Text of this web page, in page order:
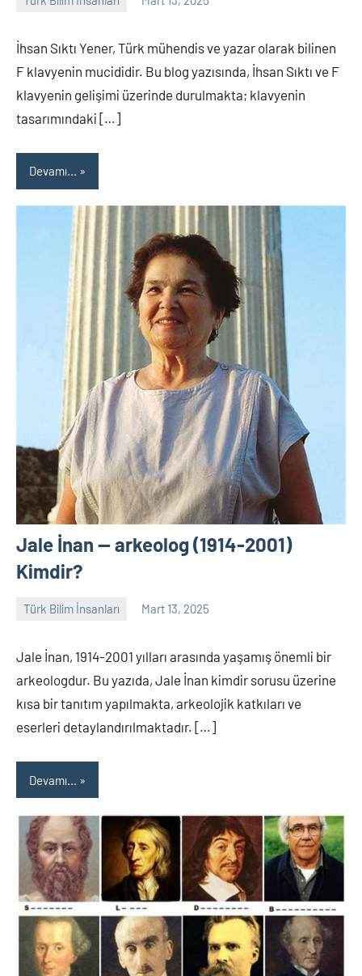
İhsan Sıktı Yener, Türk mühendis ve yazar olarak bilinen
F klavyenin mucididir. Bu blog yazısında, İhsan Sıktı ve F
klavyenin gelişimi üzerinde durulmakta; klavyenin
tasarımındaki […]
Devamı...
Jale İnan — arkeolog (1914-2001)
Kimdir?
Türk Bilim İnsanları Mart 13, 2025
Jale İnan, 1914-2001 yılları arasında yaşamış önemli bir
arkeologdur. Bu yazıda, Jale İnan kimdir sorusu üzerine
kısa bir tanıtım yapılmakta, arkeolojik katkıları ve
eserleri detaylandırılmaktadır. […]
Devamı...